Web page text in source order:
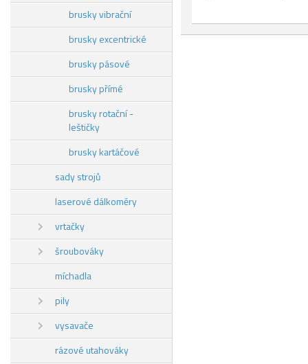
brusky vibrační
brusky excentrické
brusky pásové
brusky přímé
brusky rotační -
leštičky
brusky kartáčové
sady strojů
laserové dálkoměry
vrtačky
šroubováky
míchadla
pily
vysavače
rázové utahováky